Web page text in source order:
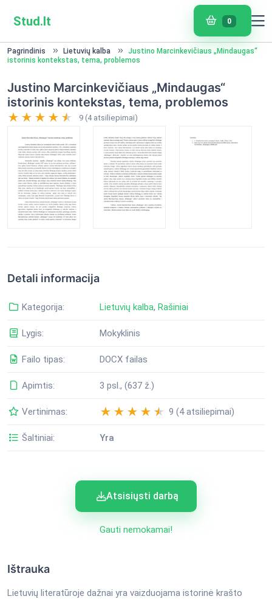
Stud.lt 0
Pagrindinis Lietuvių kalba
Justino Marcinkevičiaus „Mindaugas“
istorinis kontekstas, tema, problemos
Justino Marcinkevičiaus „Mindaugas“
istorinis kontekstas, tema, problemos
9 (4 atsiliepimai)
Detali informacija
Kategorija: Lietuvių kalba, Rašiniai
Lygis: Mokyklinis
Failo tipas: DOCX failas
Apimtis: 3 psl., (637 ž.)
Vertinimas: 9 (4 atsiliepimai)
Šaltiniai: Yra
Atsisiųsti darbą
Gauti nemokamai!
Ištrauka
Lietuvių literatūroje dažnai yra vaizduojama istorinė krašto